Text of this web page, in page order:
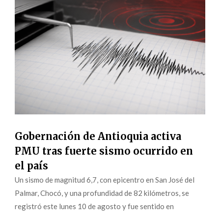
Gobernación de Antioquia activa
PMU tras fuerte sismo ocurrido en
el país
Un sismo de magnitud 6,7, con epicentro en San José del
Palmar, Chocó, y una profundidad de 82 kilómetros, se
registró este lunes 10 de agosto y fue sentido en